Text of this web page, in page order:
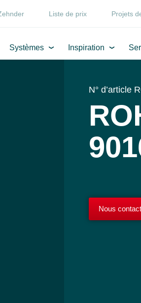
Liste de prix Projets
Systèmes Inspiration
N° d’article
Nous